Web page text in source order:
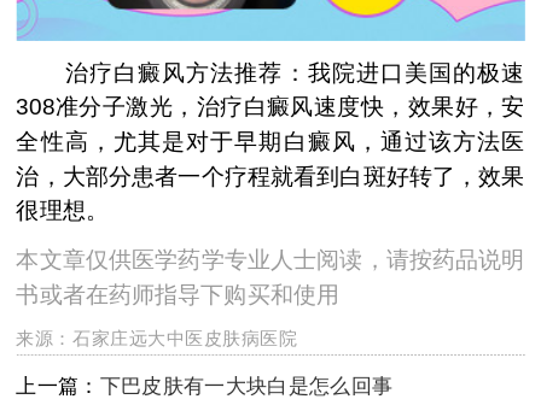
治疗白癜风方法推荐：我院进口美国的极速
308准分子激光，治疗白癜风速度快，效果好，安
全性高，尤其是对于早期白癜风，通过该方法医
治，大部分患者一个疗程就看到白斑好转了，效果
很理想。
本文章仅供医学药学专业人士阅读，请按药品说明
书或者在药师指导下购买和使用
来源：石家庄远大中医皮肤病医院
上一篇： 下巴皮肤有一大块白是怎么回事